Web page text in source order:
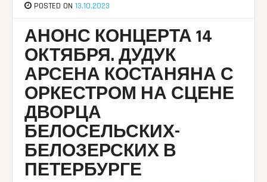
POSTED ON13.10.2023
АНОНС КОНЦЕРТА 14
ОКТЯБРЯ. ДУДУК
АРСЕНА КОСТАНЯНА С
ОРКЕСТРОМ НА СЦЕНЕ
ДВОРЦА
БЕЛОСЕЛЬСКИХ-
БЕЛОЗЕРСКИХ В
ПЕТЕРБУРГЕ